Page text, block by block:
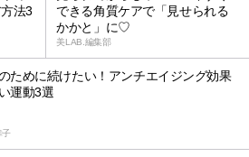
法3
できる角質ケアで「見せられる
かかと」に♡
美LAB.編集部
ために続けたい！アンチエイジング効果
運動3選
子